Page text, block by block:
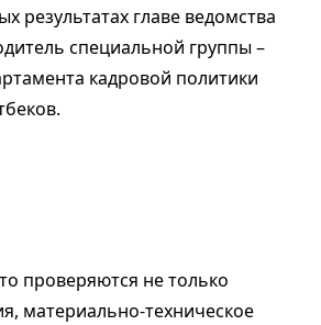
результатах главе ведомства
специальной группы –
кадровой политики
проверяются не только
материально-техническое